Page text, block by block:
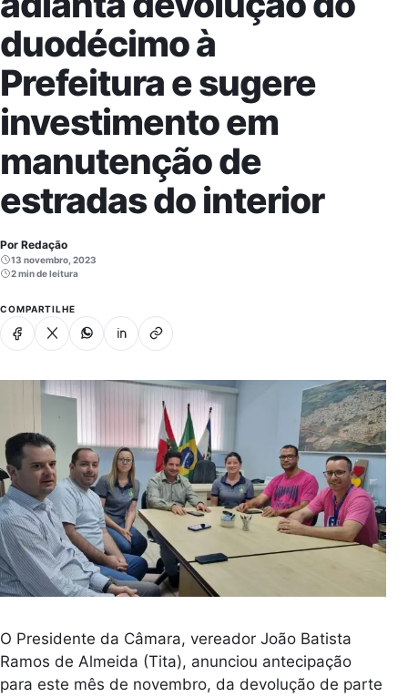
duodécimo à
Prefeitura e sugere
investimento em
manutenção de
estradas do interior
Por Redação
13 novembro, 2023
2 min de leitura
COMPARTILHE
Facebook
X WhatsappLinkedinCopiar link
O Presidente da Câmara, vereador João Batista
Ramos de Almeida (Tita), anunciou antecipação
para este mês de novembro, da devolução de parte